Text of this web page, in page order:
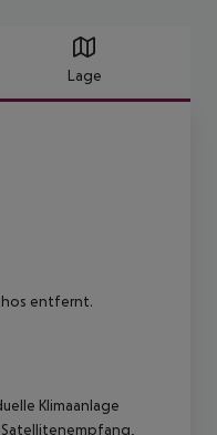
Lage
entfernt.
Klimaanlage